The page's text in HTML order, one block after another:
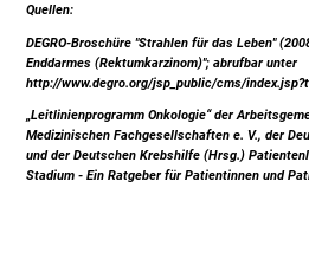
Quellen:
DEGRO-Broschüre "Strahlen für das Leben"
Enddarmes (Rektumkarzinom)"; abrufbar unter
http://www.degro.org/jsp_public/cms/
„Leitlinienprogramm Onkologie“ der
Medizinischen Fachgesellschaften e. V., der
und der Deutschen Krebshilfe (Hrsg.)
Stadium - Ein Ratgeber für Patientinnen und